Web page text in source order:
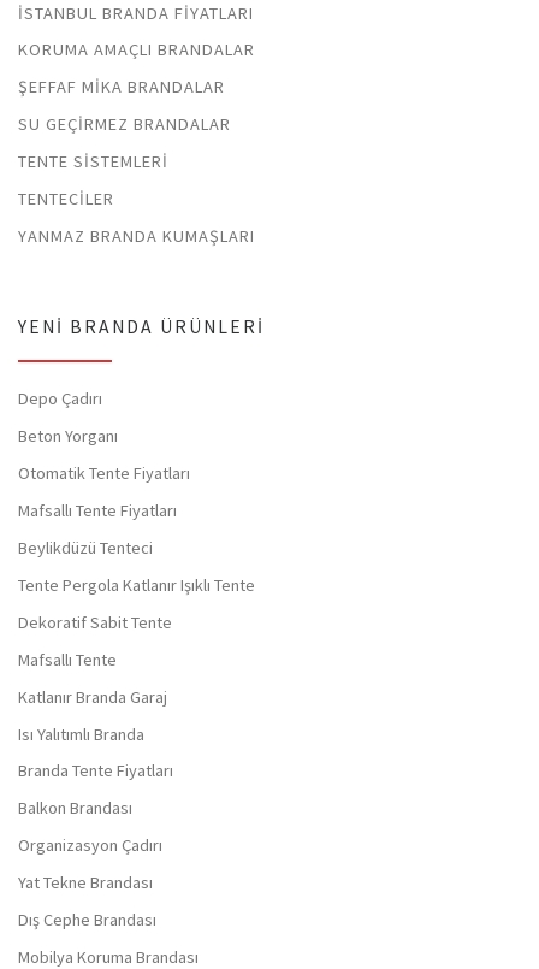
İSTANBUL BRANDA FIYATLARI
KORUMA AMAÇLI BRANDALAR
ŞEFFAF MIKA BRANDALAR
SU GEÇIRMEZ BRANDALAR
TENTE SISTEMLERI
TENTECILER
YANMAZ BRANDA KUMAŞLARI
YENI BRANDA ÜRÜNLERI
Depo Çadırı
Beton Yorganı
Otomatik Tente Fiyatları
Mafsallı Tente Fiyatları
Beylikdüzü Tenteci
Tente Pergola Katlanır Işıklı Tente
Dekoratif Sabit Tente
Mafsallı Tente
Katlanır Branda Garaj
Isı Yalıtımlı Branda
Branda Tente Fiyatları
Balkon Brandası
Organizasyon Çadırı
Yat Tekne Brandası
Dış Cephe Brandası
Mobilya Koruma Brandası